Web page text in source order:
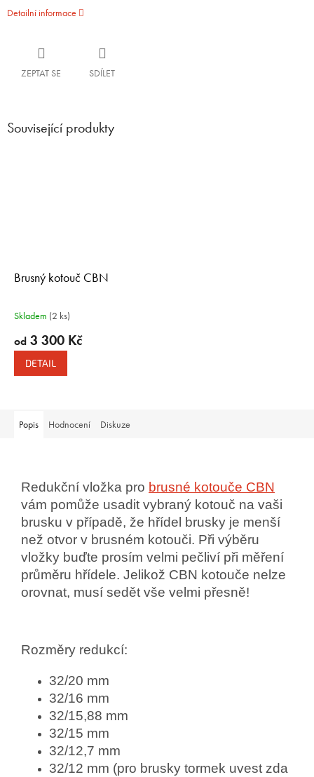
Detailní informace
ZEPTAT SE SDÍLET
Související produkty
Brusný kotouč CBN
Skladem (2 ks)
od 3 300 Kč
DETAIL
Popis Hodnocení Diskuze
Redukční vložka pro brusné kotouče CBN
vám pomůže usadit vybraný kotouč na vaši
brusku v případě, že hřídel brusky je menší
než otvor v brusném kotouči. Při výběru
vložky buďte prosím velmi pečliví při měření
průměru hřídele. Jelikož CBN kotouče nelze
orovnat, musí sedět vše velmi přesně!
Rozměry redukcí:
32/20 mm
32/16 mm
32/15,88 mm
32/15 mm
32/12,7 mm
32/12 mm (pro brusky tormek uvest zda